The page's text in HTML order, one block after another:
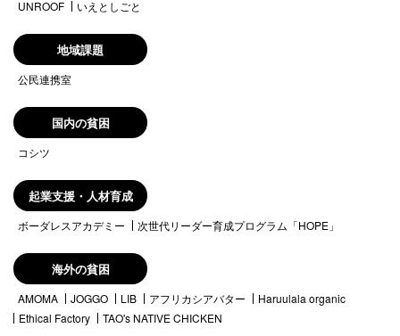
UNROOF いえとしごと
地域課題
公民連携室
国内の貧困
コシツ
起業支援・人材育成
ボーダレスアカデミー 次世代リーダー育成プログラム「HOPE」
海外の貧困
AMOMA JOGGO LIB アフリカシアバター
Haruulala organic
Ethical Factory
TAO's NATIVE CHICKEN